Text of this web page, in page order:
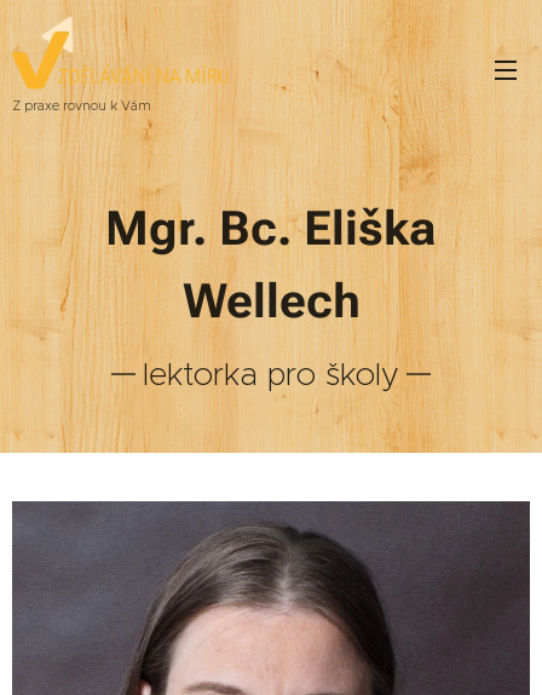
Z praxe rovnou k Vám
Mgr. Bc. Eliška
Wellech
lektorka pro školy